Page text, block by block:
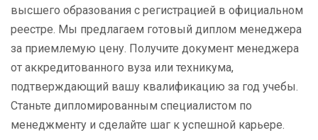
высшего образования с регистрацией в официальном
реестре. Мы предлагаем готовый диплом менеджера
за приемлемую цену. Получите документ менеджера
от аккредитованного вуза или техникума,
подтверждающий вашу квалификацию за год учебы.
Станьте дипломированным специалистом по
менеджменту и сделайте шаг к успешной карьере.